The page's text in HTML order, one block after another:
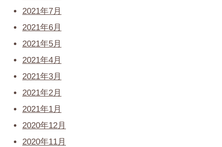
2021年7月
2021年6月
2021年5月
2021年4月
2021年3月
2021年2月
2021年1月
2020年12月
2020年11月